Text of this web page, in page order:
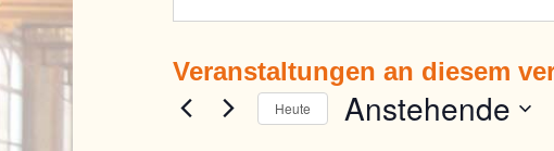
Veranstaltungen an diesem
Heute Anstehende